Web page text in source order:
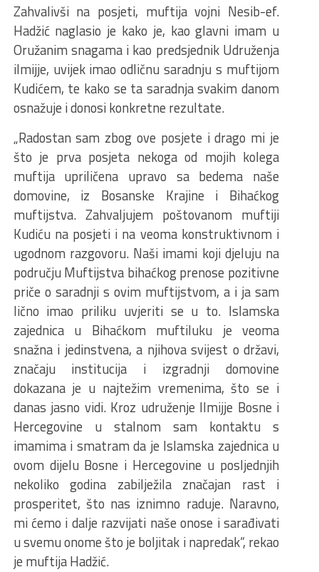
Zahvalivši na posjeti, muftija vojni Nesib-ef.
Hadžić naglasio je kako je, kao glavni imam u
Oružanim snagama i kao predsjednik Udruženja
ilmijje, uvijek imao odličnu saradnju s muftijom
Kudićem, te kako se ta saradnja svakim danom
osnažuje i donosi konkretne rezultate.
„Radostan sam zbog ove posjete i drago mi je
što je prva posjeta nekoga od mojih kolega
muftija upriličena upravo sa bedema naše
domovine, iz Bosanske Krajine i Bihaćkog
muftijstva. Zahvaljujem poštovanom muftiji
Kudiću na posjeti i na veoma konstruktivnom i
ugodnom razgovoru. Naši imami koji djeluju na
području Muftijstva bihaćkog prenose pozitivne
priče o saradnji s ovim muftijstvom, a i ja sam
lično imao priliku uvjeriti se u to. Islamska
zajednica u Bihaćkom muftiluku je veoma
snažna i jedinstvena, a njihova svijest o državi,
značaju institucija i izgradnji domovine
dokazana je u najtežim vremenima, što se i
danas jasno vidi. Kroz udruženje Ilmijje Bosne i
Hercegovine u stalnom sam kontaktu s
imamima i smatram da je Islamska zajednica u
ovom dijelu Bosne i Hercegovine u posljednjih
nekoliko godina zabilježila značajan rast i
prosperitet, što nas iznimno raduje. Naravno,
mi ćemo i dalje razvijati naše onose i sarađivati
u svemu onome što je boljitak i napredak“, rekao
je muftija Hadžić.